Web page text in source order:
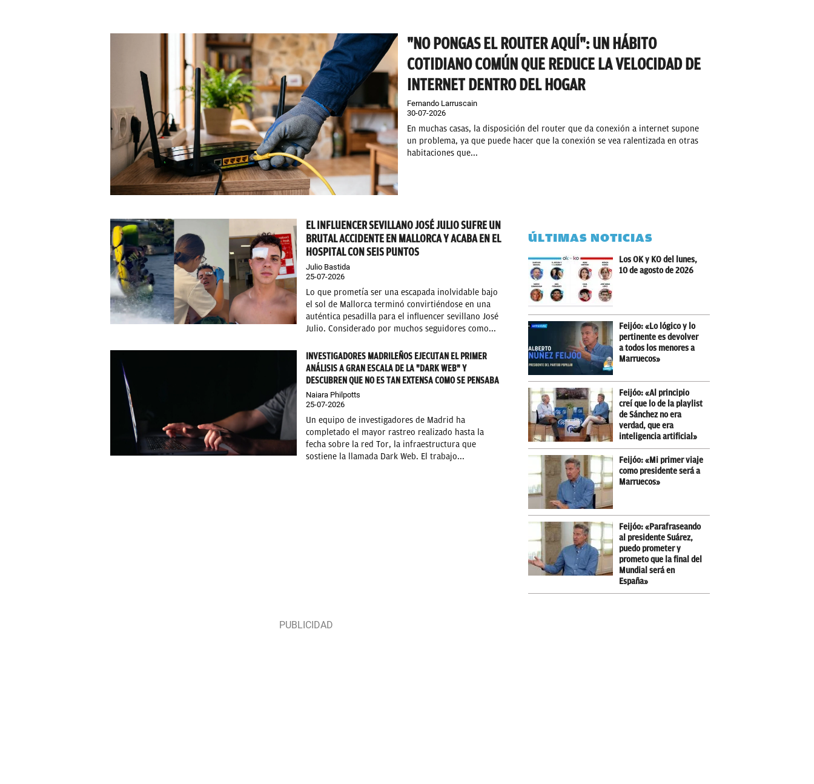
"NO PONGAS EL ROUTER AQUÍ": UN HÁBITO
COTIDIANO COMÚN QUE REDUCE LA VELOCIDAD DE
INTERNET DENTRO DEL HOGAR
Fernando Larruscain
30-07-2026
En muchas casas, la disposición del router que da conexión a internet supone
un problema, ya que puede hacer que la conexión se vea ralentizada en otras
habitaciones que...
EL INFLUENCER SEVILLANO JOSÉ JULIO SUFRE UN
BRUTAL ACCIDENTE EN MALLORCA Y ACABA EN EL
HOSPITAL CON SEIS PUNTOS
Julio Bastida
25-07-2026
Lo que prometía ser una escapada inolvidable bajo
el sol de Mallorca terminó convirtiéndose en una
auténtica pesadilla para el influencer sevillano José
Julio. Considerado por muchos seguidores como...
INVESTIGADORES MADRILEÑOS EJECUTAN EL PRIMER
ANÁLISIS A GRAN ESCALA DE LA "DARK WEB" Y
DESCUBREN QUE NO ES TAN EXTENSA COMO SE PENSABA
Naiara Philpotts
25-07-2026
Un equipo de investigadores de Madrid ha
completado el mayor rastreo realizado hasta la
fecha sobre la red Tor, la infraestructura que
sostiene la llamada Dark Web. El trabajo...
ÚLTIMAS NOTICIAS
Los OK y KO del lunes,
10 de agosto de 2026
Feijóo: «Lo lógico y lo
pertinente es devolver
a todos los menores a
Marruecos»
Feijóo: «Al principio
creí que lo de la playlist
de Sánchez no era
verdad, que era
inteligencia artificial»
Feijóo: «Mi primer viaje
como presidente será a
Marruecos»
Feijóo: «Parafraseando
al presidente Suárez,
puedo prometer y
prometo que la final del
Mundial será en
España»